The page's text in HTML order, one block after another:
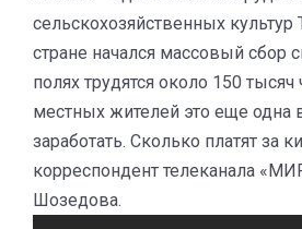
сельскохозяйственных культур
стране начался массовый сбор
полях трудятся около 150
местных жителей это еще одна
заработать. Сколько платят за
корреспондент телеканала
Шозедова.